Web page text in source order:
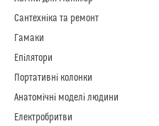
Сантехніка та ремонт
Гамаки
Епілятори
Портативні колонки
Анатомічні моделі людини
Електробритви